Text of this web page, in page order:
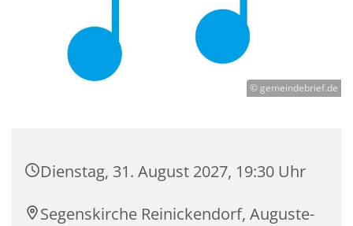
© gemeindebrief.de
Dienstag, 31. August 2027, 19:30 Uhr
Segenskirche Reinickendorf, Auguste-